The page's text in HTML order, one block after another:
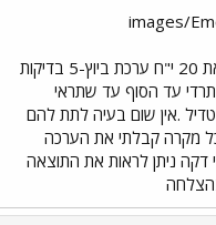
היי אני גרה בארה"ב ובעלי הזמין לי את 20 י"ח ערכת ביוץ-5 בדיקות
לאתר תרדי עד הסוף עד שתראי
.אין שום בעיה לתת להם
מקרה קבלתי את הערכה
דקה ניתן לראות את התוצאה